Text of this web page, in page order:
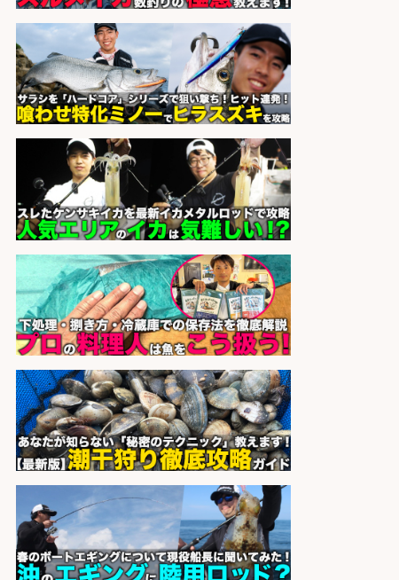
円」小野駅から徒歩6分/釣り具メー
カーの物流事務・営業アシスタン
ト/土日祝休み×大型連休あり×残業
なし/滋賀県/大津市
会社名 株式会社ホットスタッフ滋賀
精肉・青果・鮮魚販売/「志布志
市」お魚のカットや商品の陳列業
務/「時給1,150円〜」/時間選べる×
志布志市
会社名 株式会社ホットスタッフ鹿児島
sponsored by 求人ボックス
さらに求人情報を見る